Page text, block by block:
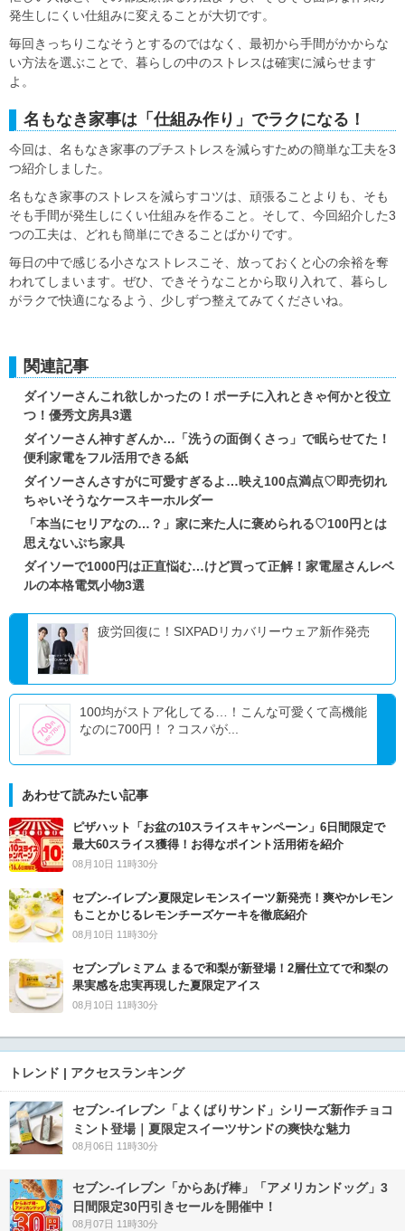
発生しにくい仕組みに変えることが大切です。
毎回きっちりこなそうとするのではなく、最初から手間がかからな
い方法を選ぶことで、暮らしの中のストレスは確実に減らせます
よ。
名もなき家事は「仕組み作り」でラクになる！
今回は、名もなき家事のプチストレスを減らすための簡単な工夫を3
つ紹介しました。
名もなき家事のストレスを減らすコツは、 頑張ることよりも、そも
そも手間が発生しにくい仕組みを作ること。そして、今回紹介した3
つの工夫は、どれも簡単にできることばかりです。
毎日の中で感じる小さなストレスこそ、放っておくと心の余裕を奪
われてしまいます。ぜひ、できそうなことから取り入れて、暮らし
がラクで快適になるよう、少しずつ整えてみてくださいね。
関連記事
ダイソーさんこれ欲しかったの！ポーチに入れときゃ何かと役立
つ！優秀文房具3選
ダイソーさん神すぎんか…「洗うの面倒くさっ」で眠らせてた！
便利家電をフル活用できる紙
ダイソーさんさすがに可愛すぎるよ…映え100点満点♡即売切れ
ちゃいそうなケースキーホルダー
「本当にセリアなの…？」家に来た人に褒められる♡100円とは
思えないぷち家具
ダイソーで1000円は正直悩む…けど買って正解！家電屋さんレベ
ルの本格電気小物3選
疲労回復に！SIXPADリカバリーウェア新作発売
100均がストア化してる…！こんな可愛くて高機能
なのに700円！？コスパが...
あわせて読みたい記事
ピザハット「お盆の10スライスキャンペーン」6日間限定で
最大60スライス獲得！お得なポイント活用術を紹介
08月10日 11時30分
セブン‐イレブン夏限定レモンスイーツ新発売！爽やかレモン
もことかじるレモンチーズケーキを徹底紹介
08月10日 11時30分
セブンプレミアム まるで和梨が新登場！2層仕立てで和梨の
果実感を忠実再現した夏限定アイス
08月10日 11時30分
トレンド | アクセスランキング
セブン‐イレブン「よくばりサンド」シリーズ新作チョコ
ミント登場｜夏限定スイーツサンドの爽快な魅力
08月06日 11時30分
セブン‐イレブン「からあげ棒」「アメリカンドッグ」3
日間限定30円引きセールを開催中！
08月07日 11時30分